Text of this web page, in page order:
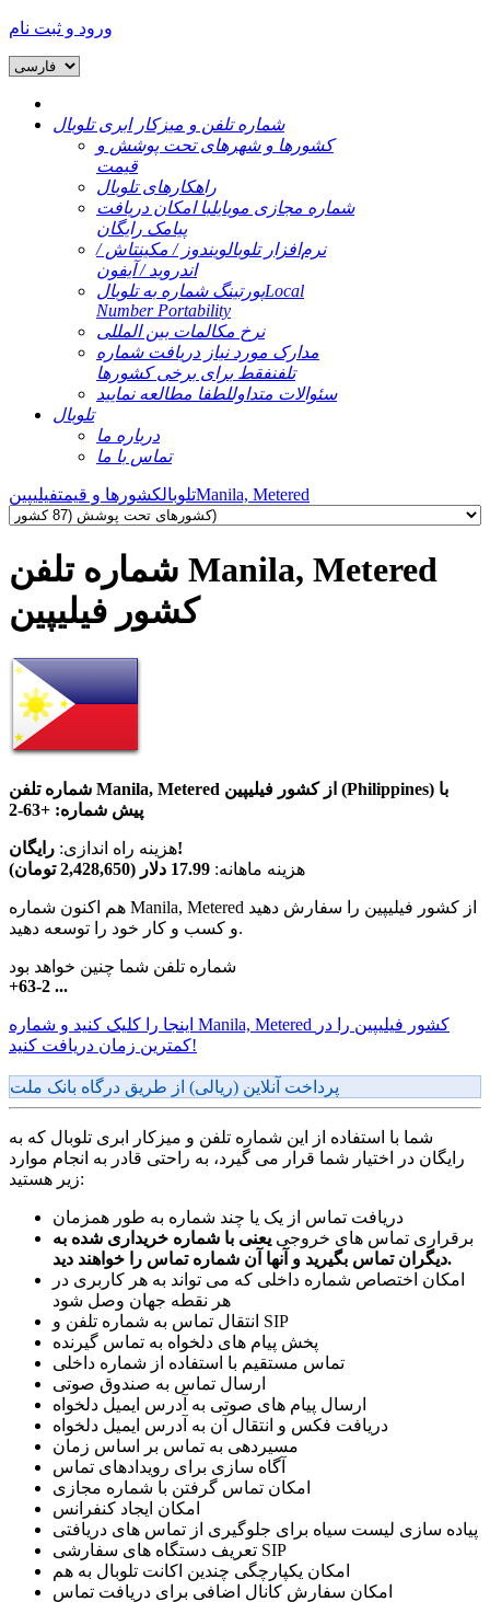
ورود و ثبت نام
شماره تلفن و میزکار ابری تلوبال
کشورها و شهرهای تحت پوشش و
قیمت
راهکارهای تلوبال
شماره مجازی موبایلبا امکان دریافت
پیامک رایگان
نرم‌افزار تلوبالویندوز / مکینتاش /
اندروید / آیفون
پورتینگ شماره به تلوبالLocal
Number Portability
نرخ مکالمات بین المللی
مدارک مورد نیاز دریافت شماره
تلفنفقط برای برخی کشورها
سئوالات متداوللطفا مطالعه نمایید
تلوبال
درباره ما
تماس با ما
تلوبالکشورها و قیمتفیلیپین Manila, Metered
شماره تلفن Manila, Metered
کشور فیلیپین
شماره تلفن Manila, Metered از کشور فیلیپین (Philippines) با
پیش شماره: +63-2
هزینه راه اندازی:رایگان!
هزینه ماهانه: 17.99 دلار (2,428,650 تومان)
هم اکنون شماره Manila, Metered از کشور فیلیپین را سفارش دهید
و کسب و کار خود را توسعه دهید.
شماره تلفن شما چنین خواهد بود
+63-2 ...
اینجا را کلیک کنید و شماره Manila, Metered کشور فیلیپین را در
کمترین زمان دریافت کنید!
پرداخت آنلاین (ریالی) از طریق درگاه بانک ملت
شما با استفاده از این شماره تلفن و میزکار ابری تلوبال که به
رایگان در اختیار شما قرار می گیرد، به راحتی قادر به انجام موارد
زیر هستید:
دریافت تماس از یک یا چند شماره به طور همزمان
برقراری تماس های خروجی یعنی با شماره خریداری شده به
دیگران تماس بگیرید و آنها آن شماره تماس را خواهند دید.
امکان اختصاص شماره داخلی که می تواند به هر کاربری در
هر نقطه جهان وصل شود
انتقال تماس به شماره تلفن و SIP
پخش پیام های دلخواه به تماس گیرنده
تماس مستقیم با استفاده از شماره داخلی
ارسال تماس به صندوق صوتی
ارسال پیام های صوتی به آدرس ایمیل دلخواه
دریافت فکس و انتقال آن به آدرس ایمیل دلخواه
مسیردهی به تماس بر اساس زمان
آگاه سازی برای رویدادهای تماس
امکان تماس گرفتن با شماره مجازی
امکان ایجاد کنفرانس
پیاده سازی لیست سیاه برای جلوگیری از تماس های دریافتی
تعریف دستگاه های سفارشی SIP
امکان یکپارچگی چندین اکانت تلوبال به هم
امکان سفارش کانال اضافی برای دریافت تماس